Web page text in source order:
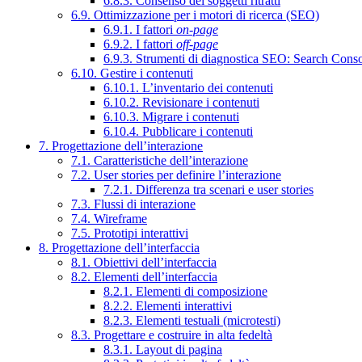
6.9. Ottimizzazione per i motori di ricerca (SEO)
6.9.1. I fattori on-page
6.9.2. I fattori off-page
6.9.3. Strumenti di diagnostica SEO: Search
6.10. Gestire i contenuti
6.10.1. L’inventario dei contenuti
6.10.2. Revisionare i contenuti
6.10.3. Migrare i contenuti
6.10.4. Pubblicare i contenuti
7. Progettazione dell’interazione
7.1. Caratteristiche dell’interazione
7.2. User stories per definire l’interazione
7.2.1. Differenza tra scenari e user stories
7.3. Flussi di interazione
7.4. Wireframe
7.5. Prototipi interattivi
8. Progettazione dell’interfaccia
8.1. Obiettivi dell’interfaccia
8.2. Elementi dell’interfaccia
8.2.1. Elementi di composizione
8.2.2. Elementi interattivi
8.2.3. Elementi testuali (microtesti)
8.3. Progettare e costruire in alta fedeltà
8.3.1. Layout di pagina